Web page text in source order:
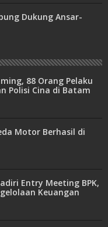
Dukung Ansar-
88 Orang Pelaku
Polisi Cina di Batam
Motor Berhasil di
Entry Meeting BPK,
Keuangan